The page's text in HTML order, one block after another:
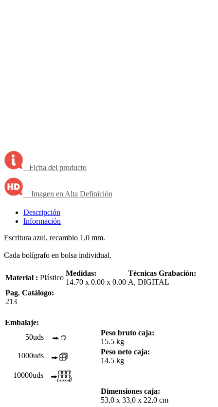
Ficha del producto
Imagen en Alta Definición
Descripción
Información
Escritura azul, recambio 1,0 mm.
Cada bolígrafo en bolsa individual.
Material : Plástico
Medidas:
14.70 x 0.00 x 0.00
Técnicas Grabación:
A, DIGITAL
Pag. Catálogo:
213
Embalaje:
50uds
Peso bruto caja:
15.5 kg
1000uds
Peso neto caja:
14.5 kg
10000uds
Dimensiones caja:
53,0 x 33,0 x 22,0 cm